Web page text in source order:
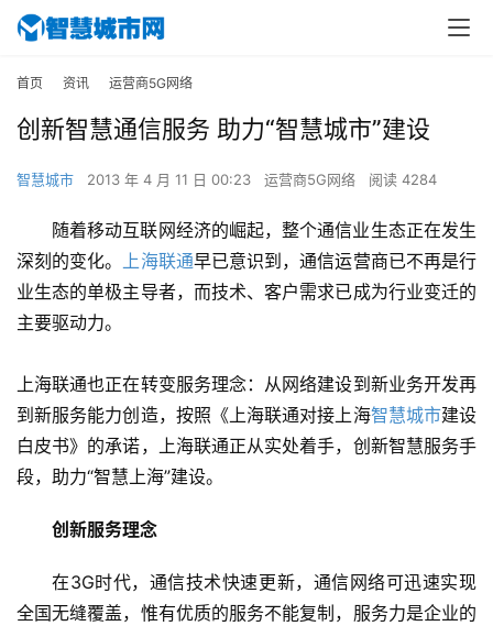
首页 资讯 运营商5G网络
创新智慧通信服务 助力“智慧城市”建设
智慧城市 2013 年 4 月 11 日 00:23 运营商5G网络 阅读 4284
随着移动互联网经济的崛起，整个通信业生态正在发生
深刻的变化。 上海联通早已意识到，通信运营商已不再是行
业生态的单极主导者，而技术、客户需求已成为行业变迁的
主要驱动力。
上海联通也正在转变服务理念：从网络建设到新业务开发再
到新服务能力创造，按照《上海联通对接上海智慧城市建设
白皮书》的承诺，上海联通正从实处着手，创新智慧服务手
段，助力“智慧上海”建设。
创新服务理念
在3G时代，通信技术快速更新，通信网络可迅速实现
全国无缝覆盖，惟有优质的服务不能复制，服务力是企业的